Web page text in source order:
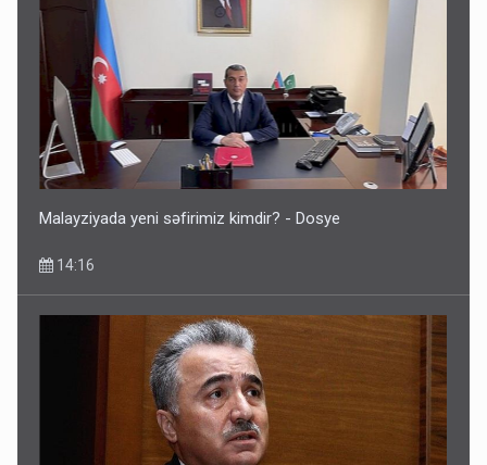
Malayziyada yeni səfirimiz kimdir? - Dosye
14:16